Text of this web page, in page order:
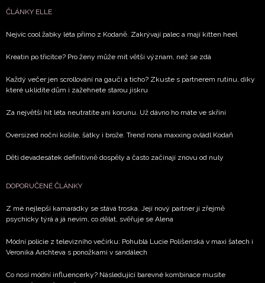
vyhodnocení akce a zasílání novinek.
Chcete navíc dostávat i další zajímavé a exkluzivní
zpracováním údajů k tomuto účelu podle Zásad ochrany
ČLÁNKY ELLE
Nejvíc cool žabky léta přímo z Kodaně. Zakrývají palec a mají kitten heel
Kreatin po třicítce? Pro ženy může mít větší význam, než se zdá
Každý večer jen scrollování na gauči a ticho? Zkuste s partnerem rutinu, díky
které uklidíte dům i zažehnete starou jiskru
Za největší hit léta neutratíte ani korunu. Už dávno ho máte ve skříni
Oversized noční košile, šátky i brože. Trend nona maxxing ovládl Kodaň
Děti devadesátek definitivně dospěly a často začínají znovu od nuly
DOPORUČENÉ ČLÁNKY
Z mé nejlepší kamarádky se stává troska. Její nový partner ji zřejmě
psychicky týrá a já nevím, co dělat, svěřuje se Alena
Módní policie z televizního večírku: Pohublá Lucie Polišenská v maxi šatech i
Veronika Arichteva s ponožkami v sandálech
Co nosí módní influencerky? Následující barevné kombinace musíte